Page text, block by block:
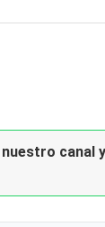
nuestro canal